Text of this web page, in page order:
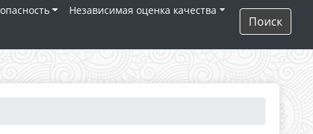
Независимая оценка качества
Поиск